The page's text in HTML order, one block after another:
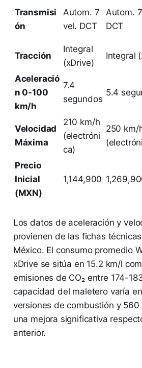
Transmisi
ón
Autom. 7
vel. DCT
Autom.
DCT
Tracción
Integral
(xDrive)
Integral
Aceleració
n 0-100
km/h
7.4
segundos
5.4
Velocidad
Máxima
210 km/h
(electróni
ca)
250 km/
Precio
Inicial
(MXN)
1,144,900
Los datos de aceleración y
provienen de las fichas
México. El consumo promedio
xDrive se sitúa en 15.2 km/l
emisiones de CO₂ entre 174-
capacidad del maletero varía
versiones de combustión y 560
una mejora significativa
anterior.